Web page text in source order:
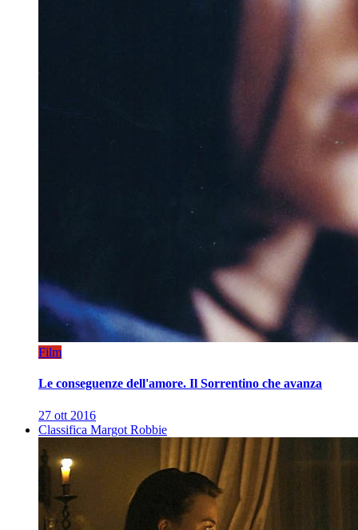
Film
Le conseguenze dell'amore. Il Sorrentino che avanza
27 ott 2016
Classifica Margot Robbie